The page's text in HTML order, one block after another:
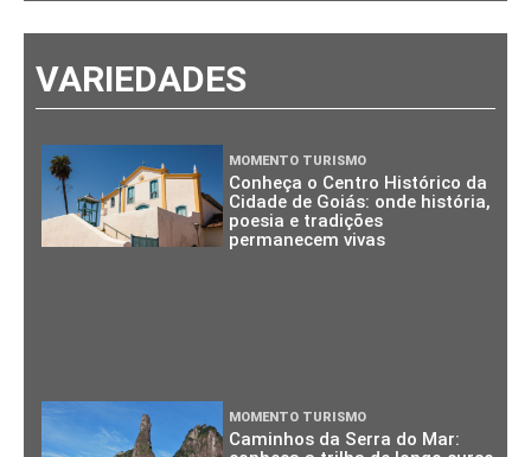
VARIEDADES
MOMENTO TURISMO
Conheça o Centro Histórico da
Cidade de Goiás: onde história,
poesia e tradições
permanecem vivas
MOMENTO TURISMO
Caminhos da Serra do Mar: